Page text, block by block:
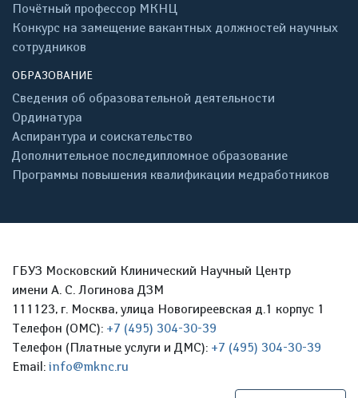
Почётный профессор МКНЦ
Конкурс на замещение вакантных должностей научных
сотрудников
ОБРАЗОВАНИЕ
Сведения об образовательной деятельности
Ординатура
Аспирантура и соискательство
Дополнительное последипломное образование
Программы повышения квалификации медработников
ГБУЗ Московский Клинический Научный Центр
имени А. С. Логинова ДЗМ
111123, г. Москва, улица Новогиреевская д.1 корпус 1
Телефон (ОМС): +7 (495) 304-30-39
Телефон (Платные услуги и ДМС): +7 (495) 304-30-39
Email: info@mknc.ru